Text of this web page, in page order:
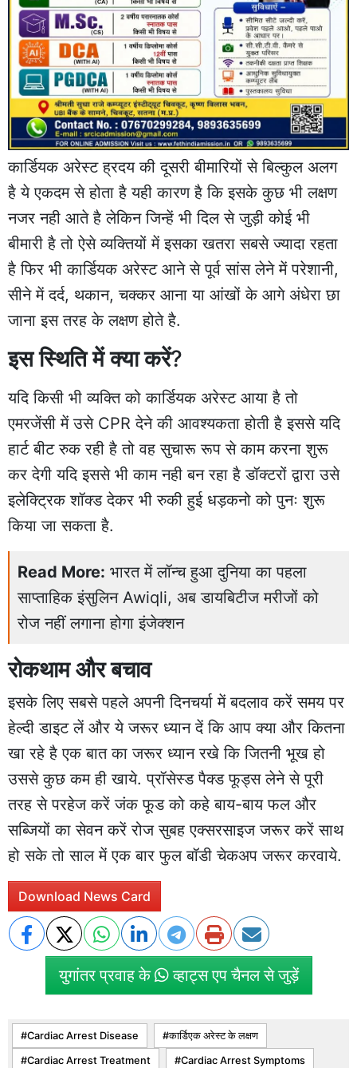
कार्डियक अरेस्ट ह्रदय की दूसरी बीमारियों से बिल्कुल अलग
है ये एकदम से होता है यही कारण है कि इसके कुछ भी लक्षण
नजर नही आते है लेकिन जिन्हें भी दिल से जुड़ी कोई भी
बीमारी है तो ऐसे व्यक्तियों में इसका खतरा सबसे ज्यादा रहता
है फिर भी कार्डियक अरेस्ट आने से पूर्व सांस लेने में परेशानी,
सीने में दर्द, थकान, चक्कर आना या आंखों के आगे अंधेरा छा
जाना इस तरह के लक्षण होते है.
इस स्थिति में क्या करें?
यदि किसी भी व्यक्ति को कार्डियक अरेस्ट आया है तो
एमरजेंसी में उसे CPR देने की आवश्यकता होती है इससे यदि
हार्ट बीट रुक रही है तो वह सुचारू रूप से काम करना शुरू
कर देगी यदि इससे भी काम नही बन रहा है डॉक्टरों द्वारा उसे
इलेक्ट्रिक शॉक्ड देकर भी रुकी हुई धड़कनो को पुनः शुरू
किया जा सकता है.
Read More: भारत में लॉन्च हुआ दुनिया का पहला
साप्ताहिक इंसुलिन Awiqli, अब डायबिटीज मरीजों को
रोज नहीं लगाना होगा इंजेक्शन
रोकथाम और बचाव
इसके लिए सबसे पहले अपनी दिनचर्या में बदलाव करें समय पर
हेल्दी डाइट लें और ये जरूर ध्यान दें कि आप क्या और कितना
खा रहे है एक बात का जरूर ध्यान रखे कि जितनी भूख हो
उससे कुछ कम ही खाये. प्रॉसेस्ड पैक्ड फूड्स लेने से पूरी
तरह से परहेज करें जंक फूड को कहे बाय-बाय फल और
सब्जियों का सेवन करें रोज सुबह एक्सरसाइज जरूर करें साथ
हो सके तो साल में एक बार फुल बॉडी चेकअप जरूर करवाये.
Download News Card
युगांतर प्रवाह के व्हाट्स एप चैनल से जुड़ें
Cardiac Arrest Disease कार्डिएक अरेस्ट के लक्षण
Cardiac Arrest Treatment Cardiac Arrest Symptoms